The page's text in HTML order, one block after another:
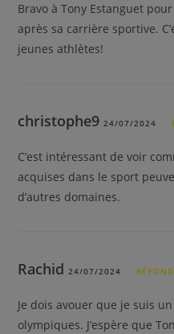
Bravo à Tony Estanguet
après sa carrière sportive.
jeunes athlètes!
christophe924/07/2024
C’est intéressant de voir
acquises dans le sport
d’autres domaines.
Rachid24/07/2024
Je dois avouer que je suis
olympiques. J’espère que